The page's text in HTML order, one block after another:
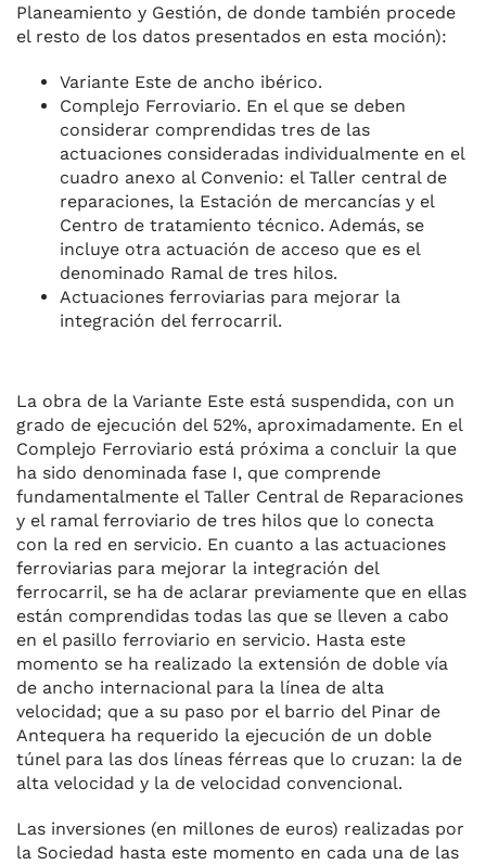
Planeamiento y Gestión, de donde también procede
el resto de los datos presentados en esta moción):
Variante Este de ancho ibérico.
Complejo Ferroviario. En el que se deben
considerar comprendidas tres de las
actuaciones consideradas individualmente en el
cuadro anexo al Convenio: el Taller central de
reparaciones, la Estación de mercancías y el
Centro de tratamiento técnico. Además, se
incluye otra actuación de acceso que es el
denominado Ramal de tres hilos.
Actuaciones ferroviarias para mejorar la
integración del ferrocarril.
La obra de la Variante Este está suspendida, con un
grado de ejecución del 52%, aproximadamente. En el
Complejo Ferroviario está próxima a concluir la que
ha sido denominada fase I, que comprende
fundamentalmente el Taller Central de Reparaciones
y el ramal ferroviario de tres hilos que lo conecta
con la red en servicio. En cuanto a las actuaciones
ferroviarias para mejorar la integración del
ferrocarril, se ha de aclarar previamente que en ellas
están comprendidas todas las que se lleven a cabo
en el pasillo ferroviario en servicio. Hasta este
momento se ha realizado la extensión de doble vía
de ancho internacional para la línea de alta
velocidad; que a su paso por el barrio del Pinar de
Antequera ha requerido la ejecución de un doble
túnel para las dos líneas férreas que lo cruzan: la de
alta velocidad y la de velocidad convencional.
Las inversiones (en millones de euros) realizadas por
la Sociedad hasta este momento en cada una de las